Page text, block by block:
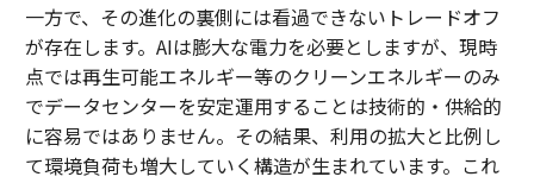
一方で、その進化の裏側には看過できないトレードオフ
が存在します。AIは膨大な電力を必要としますが、現時
点では再生可能エネルギー等のクリーンエネルギーのみ
でデータセンターを安定運用することは技術的・供給的
に容易ではありません。その結果、利用の拡大と比例し
て環境負荷も増大していく構造が生まれています。これ